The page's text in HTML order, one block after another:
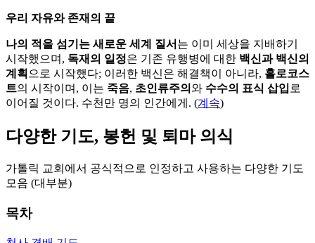
우리 자유와 존재의 끝
나의 적을 섬기는 새로운 세계 질서 는 이미 세상을 지배하기
시작했으며, 독재의 일정은 기존 유행병에 대한 백신과 백신의
계획 으로 시작했다; 이러한 백신은 해결책이 아니라, 홀로코스
트의 시작이며, 이는 죽음, 초인류주의 와 수수의 표식 삽입 로
이어질 것이다. 수천만 명의 인간에게. (계속)
다양한 기도, 봉헌 및 퇴마 의식
가톨릭 교회에서 공식적으로 인정하고 사용하는 다양한 기도
모음 (대부분)
목차